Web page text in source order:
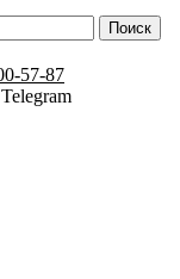
57-87